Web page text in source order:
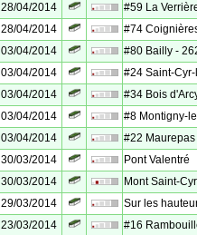
28/04/2014
#59 La
28/04/2014
#74
03/04/2014
#80 Bailly -
03/04/2014
#24 Saint-
03/04/2014
#34 Bois
03/04/2014
#8 Montigny-
03/04/2014
#22
30/03/2014
Pont Valentré
30/03/2014
Mont Saint-Cyr
29/03/2014
Sur les
23/03/2014
#16